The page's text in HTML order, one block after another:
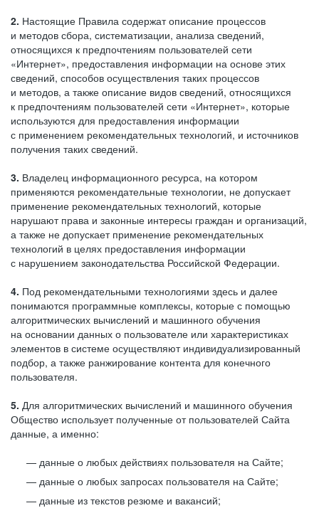
2. Настоящие Правила содержат описание процессов
и методов сбора, систематизации, анализа сведений,
относящихся к предпочтениям пользователей сети
«Интернет», предоставления информации на основе этих
сведений, способов осуществления таких процессов
и методов, а также описание видов сведений, относящихся
к предпочтениям пользователей сети «Интернет», которые
используются для предоставления информации
с применением рекомендательных технологий, и источников
получения таких сведений.
3. Владелец информационного ресурса, на котором
применяются рекомендательные технологии, не допускает
применение рекомендательных технологий, которые
нарушают права и законные интересы граждан и организаций,
а также не допускает применение рекомендательных
технологий в целях предоставления информации
с нарушением законодательства Российской Федерации.
4. Под рекомендательными технологиями здесь и далее
понимаются программные комплексы, которые с помощью
алгоритмических вычислений и машинного обучения
на основании данных о пользователе или характеристиках
элементов в системе осуществляют индивидуализированный
подбор, а также ранжирование контента для конечного
пользователя.
5. Для алгоритмических вычислений и машинного обучения
Общество использует полученные от пользователей Сайта
данные, а именно:
данные о любых действиях пользователя на Сайте;
данные о любых запросах пользователя на Сайте;
данные из текстов резюме и вакансий;